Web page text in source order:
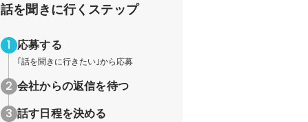
話を聞きに行くステップ
応募する
｢話を聞きに行きたい｣から応募
会社からの返信を待つ
話す日程を決める